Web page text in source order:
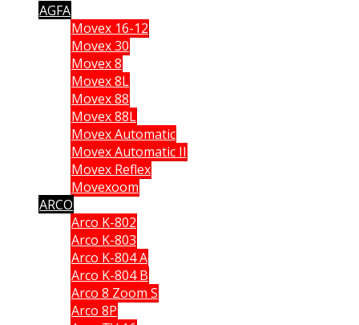
AGFA
Movex 16-12
Movex 30
Movex 8
Movex 8L
Movex 88
Movex 88L
Movex Automatic
Movex Automatic II
Movex Reflex
Movexoom
ARCO
Arco K-802
Arco K-803
Arco K-804 A
Arco K-804 B
Arco 8 Zoom S
Arco 8P